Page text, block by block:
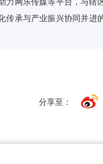
传承与产业振兴协同并进
分享至：